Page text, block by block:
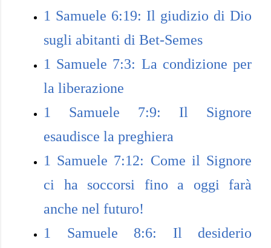
1 Samuele 6:19: Il giudizio di Dio
sugli abitanti di Bet-Semes
1 Samuele 7:3: La condizione per
la liberazione
1 Samuele 7:9: Il Signore
esaudisce la preghiera
1 Samuele 7:12: Come il Signore
ci ha soccorsi fino a oggi farà
anche nel futuro!
1 Samuele 8:6: Il desiderio